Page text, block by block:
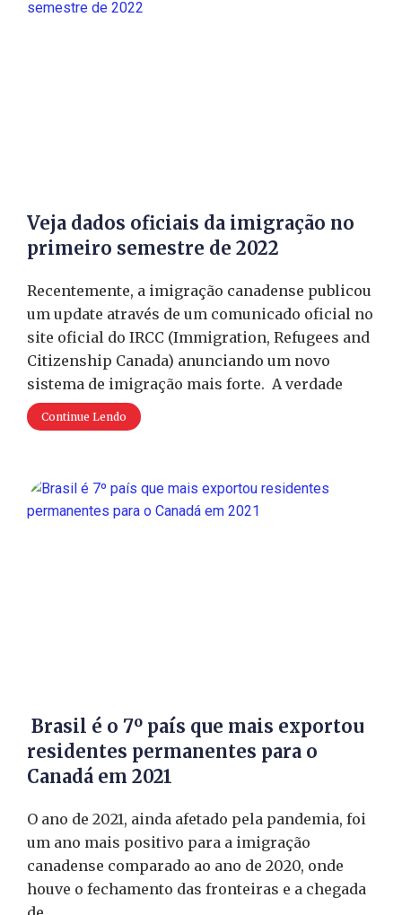
Veja dados oficiais da imigração no
primeiro semestre de 2022
Recentemente, a imigração canadense publicou
um update através de um comunicado oficial no
site oficial do IRCC (Immigration, Refugees and
Citizenship Canada) anunciando um novo
sistema de imigração mais forte. A verdade
Continue Lendo
Brasil é o 7º país que mais exportou
residentes permanentes para o
Canadá em 2021
O ano de 2021, ainda afetado pela pandemia, foi
um ano mais positivo para a imigração
canadense comparado ao ano de 2020, onde
houve o fechamento das fronteiras e a chegada